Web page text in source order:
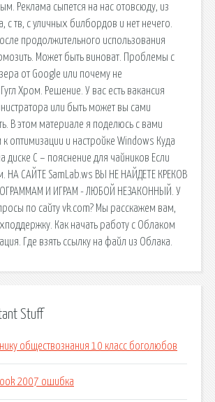
Реклама сыпется на нас отовсюду, из
с тв, с уличных билбордов и нет нечего.
продолжительного использования
Может быть виноват. Проблемы с
от Google или почему не
Хром. Решение. У вас есть вакансия
или быть может вы сами
В этом материале я поделюсь с вами
оптимизации и настройке Windows Куда
диске С – пояснение для чайников Если
НА САЙТЕ SamLab.ws ВЫ НЕ НАЙДЕТЕ КРЕКОВ
И ИГРАМ - ЛЮБОЙ НЕЗАКОННЫЙ. У
по сайту vk.com? Мы расскажем вам,
Как начать работу с Облаком
Где взять ссылку на файл из Облака.
Stuff
обществознания 10 класс боголюбов
2007 ошибка